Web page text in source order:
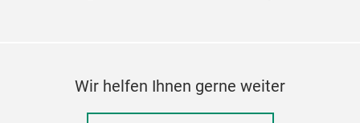
Wir helfen Ihnen gerne weiter